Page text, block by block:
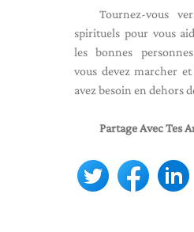
Tournez-vous
spirituels pour vous
les bonnes
vous devez marcher
avez besoin en dehors
Partage Avec Tes